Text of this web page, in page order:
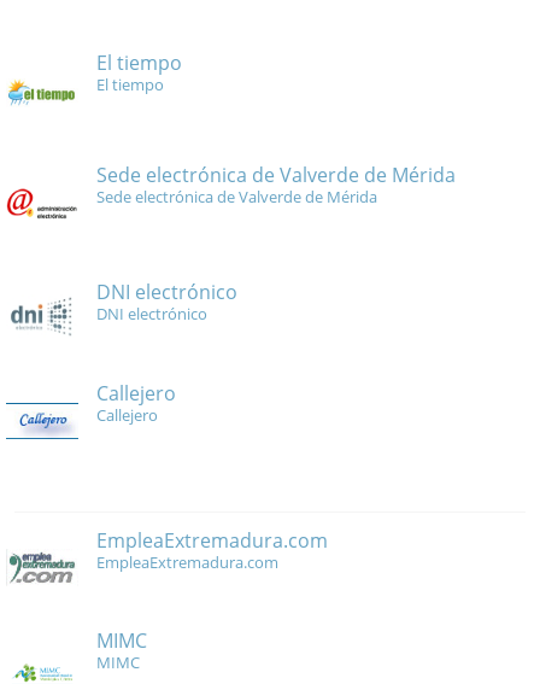
El tiempo
El tiempo
Sede electrónica de Valverde de Mérida
Sede electrónica de Valverde de Mérida
DNI electrónico
DNI electrónico
Callejero
Callejero
EmpleaExtremadura.com
EmpleaExtremadura.com
MIMC
MIMC